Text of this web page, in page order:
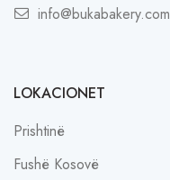
info@bukabakery.com
LOKACIONET
Prishtinë
Fushë Kosovë